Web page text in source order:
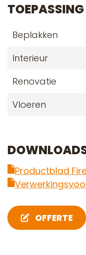
TOEPASSING
Beplakken
Interieur
Renovatie
Vloeren
Productblad
OFFERTE